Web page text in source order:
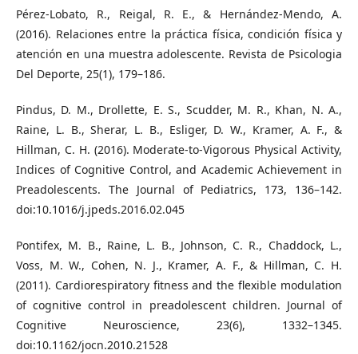
Pérez-Lobato, R., Reigal, R. E., & Hernández-Mendo, A.
(2016). Relaciones entre la práctica física, condición física y
atención en una muestra adolescente. Revista de Psicologia
Del Deporte, 25(1), 179–186.
Pindus, D. M., Drollette, E. S., Scudder, M. R., Khan, N. A.,
Raine, L. B., Sherar, L. B., Esliger, D. W., Kramer, A. F., &
Hillman, C. H. (2016). Moderate-to-Vigorous Physical Activity,
Indices of Cognitive Control, and Academic Achievement in
Preadolescents. The Journal of Pediatrics, 173, 136–142.
doi:10.1016/j.jpeds.2016.02.045
Pontifex, M. B., Raine, L. B., Johnson, C. R., Chaddock, L.,
Voss, M. W., Cohen, N. J., Kramer, A. F., & Hillman, C. H.
(2011). Cardiorespiratory fitness and the flexible modulation
of cognitive control in preadolescent children. Journal of
Cognitive Neuroscience, 23(6), 1332–1345.
doi:10.1162/jocn.2010.21528